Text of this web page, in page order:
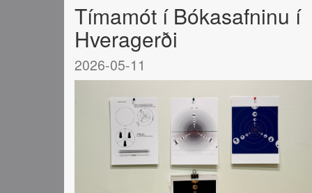
Tímamót í Bókasafninu í
Hveragerði
2026-05-11